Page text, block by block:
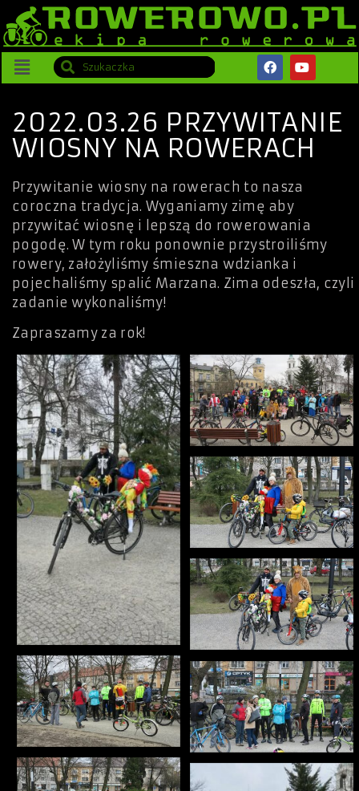
2022.03.26 PRZYWITANIE
WIOSNY NA ROWERACH
Przywitanie wiosny na rowerach to nasza
coroczna tradycja. Wyganiamy zimę aby
przywitać wiosnę i lepszą do rowerowania
pogodę. W tym roku ponownie przystroiliśmy
rowery, założyliśmy śmieszna wdzianka i
pojechaliśmy spalić Marzana. Zima odeszła, czyli
zadanie wykonaliśmy!
Zapraszamy za rok!